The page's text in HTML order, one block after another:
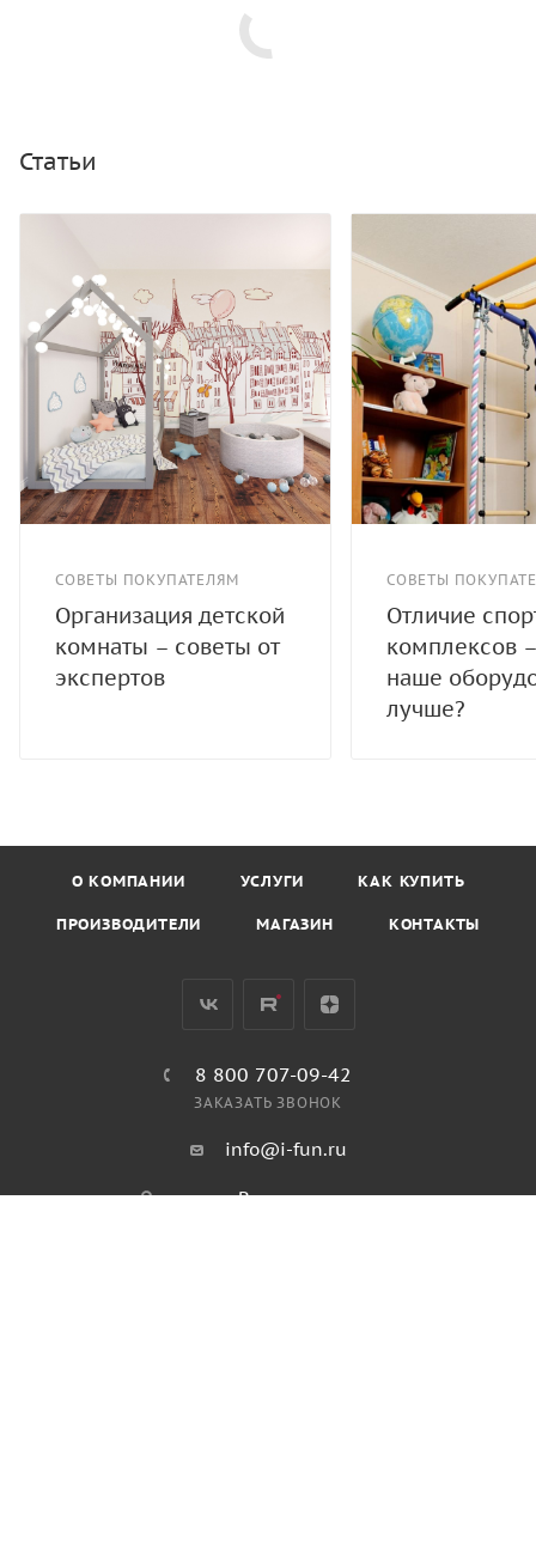
Статьи
СОВЕТЫ ПОКУПАТЕЛЯМ
Организация детской
комнаты – советы от
экспертов
СОВЕТЫ
Отличие
комплексов
наше
лучше?
О КОМПАНИИ УСЛУГИ КАК КУПИТЬ
ПРОИЗВОДИТЕЛИ МАГАЗИН КОНТАКТЫ
8 800 707-09-42
ЗАКАЗАТЬ ЗВОНОК
info@i-fun.ru
Волгоград,